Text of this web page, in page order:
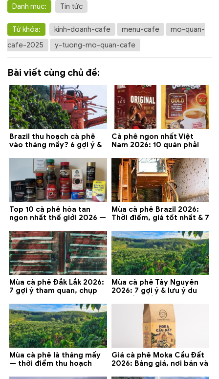
Danh mục: Tin tức
Từ khóa: kinh-doanh-cafe menu-cafe
mo-quan-
cafe-2025
y-tuong-mo-quan-cafe
Bài viết cùng chủ đề:
Brazil thu hoạch cà phê
vào tháng mấy? 6 gợi ý &
Cà phê ngon nhất Việt
Nam 2026: 10 quán phải
Lạt
Top 10 cà phê hòa tan
ngon nhất thế giới 2026 —
Mùa cà phê Brazil 2026:
Thời điểm, giá tốt nhất & 7
Mùa cà phê Đắk Lắk 2026:
7 gợi ý tham quan, chụp
Mùa cà phê Tây Nguyên
2026: 7 gợi ý & lưu ý du
Mùa cà phê là tháng mấy
— thời điểm thu hoạch
Giá cà phê Moka Cầu Đất
2026: Bảng giá, nơi bán và